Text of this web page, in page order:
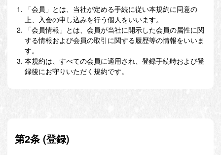
「会員」とは、当社が定める手続に従い本規約に同意の
上、入会の申し込みを行う個人をいいます。
「会員情報」とは、会員が当社に開示した会員の属性に関
する情報および会員の取引に関する履歴等の情報をいいま
す。
本規約は、すべての会員に適用され、登録手続時および登
録後にお守りいただく規約です。
第2条 (登録)